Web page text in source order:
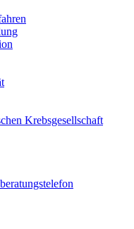
Krebsgesellschaft